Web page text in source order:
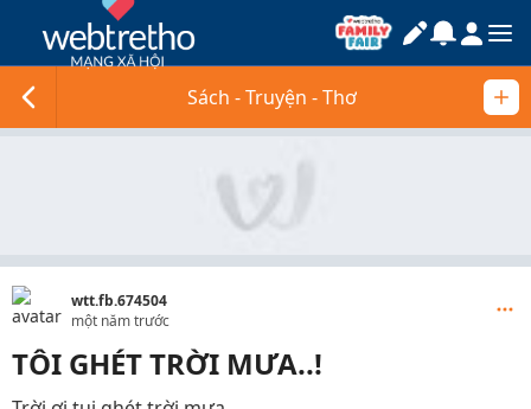
Sách - Truyện - Thơ
wtt.fb.674504
một năm trước
TÔI GHÉT TRỜI MƯA..!